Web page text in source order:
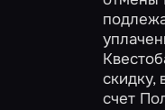
скидку,
счет